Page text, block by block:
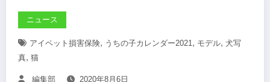
ニュース
アイペット損害保険, うちの子カレンダー2021, モデル, 犬写
真, 猫
編集部 2020年8月6日